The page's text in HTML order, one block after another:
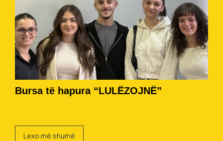
Bursa të hapura “LULËZOJNË”
Lexo më shumë